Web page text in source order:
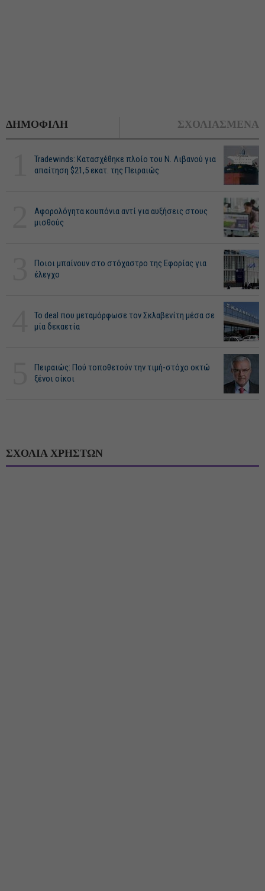
ΔΗΜΟΦΙΛΗ ΣΧΟΛΙΑΣΜΕΝΑ
Tradewinds: Κατασχέθηκε πλοίο του Ν. Λιβανού για
απαίτηση $21,5 εκατ. της Πειραιώς
Αφορολόγητα κουπόνια αντί για αυξήσεις στους
μισθούς
Ποιοι μπαίνουν στο στόχαστρο της Εφορίας για
έλεγχο
Το deal που μεταμόρφωσε τον Σκλαβενίτη μέσα σε
μία δεκαετία
Πειραιώς: Πού τοποθετούν την τιμή-στόχο οκτώ
ξένοι οίκοι
ΣΧΟΛΙΑ ΧΡΗΣΤΩΝ